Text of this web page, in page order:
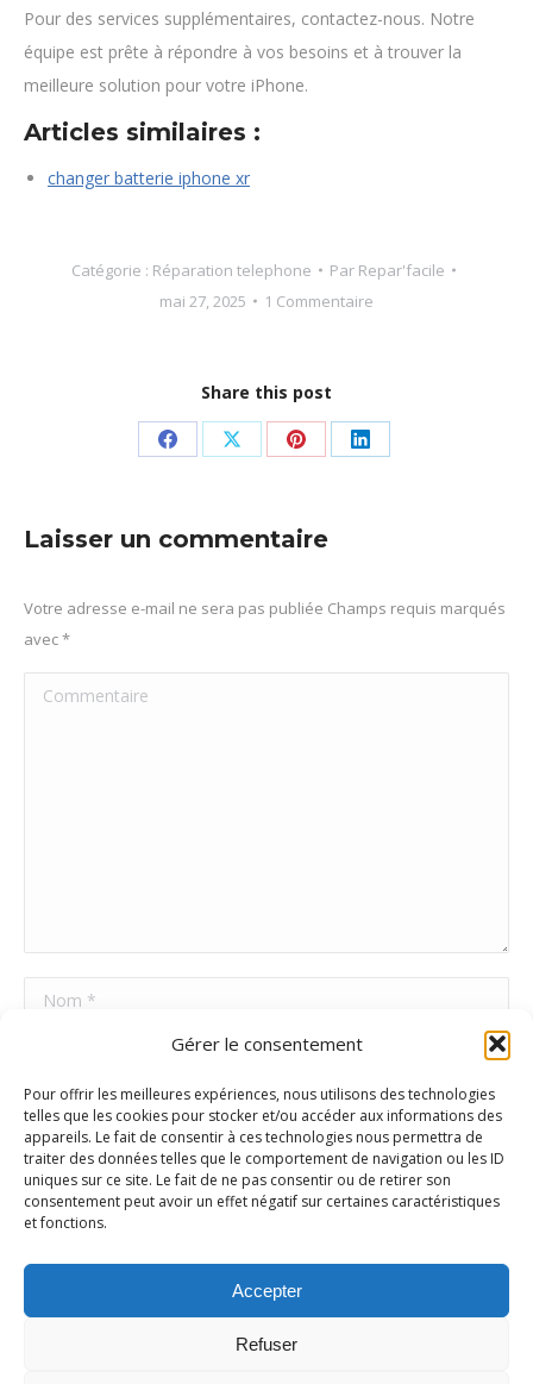
Gérer le consentement
Pour offrir les meilleures expériences, nous utilisons des technologies
telles que les cookies pour stocker et/ou accéder aux informations des
appareils. Le fait de consentir à ces technologies nous permettra de
traiter des données telles que le comportement de navigation ou les ID
uniques sur ce site. Le fait de ne pas consentir ou de retirer son
consentement peut avoir un effet négatif sur certaines caractéristiques
et fonctions.
Accepter
Refuser
Pour des services supplémentaires, contactez-nous. Notre
équipe est prête à répondre à vos besoins et à trouver la
meilleure solution pour votre iPhone.
Articles similaires :
changer batterie iphone xr
Catégorie : Réparation telephone Par Repar'facile
mai 27, 2025
1 Commentaire
Share this post
PartagerPartagerPartager
Pinterest
Partager
Laisser un commentaire
Votre adresse e-mail ne sera pas publiée Champs requis marqués
avec*
Commentaire
Nom *
Site Web
Poster commentaire